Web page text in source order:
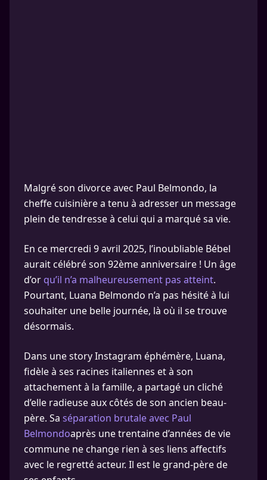
Malgré son divorce avec Paul Belmondo, la
cheffe cuisinière a tenu à adresser un message
plein de tendresse à celui qui a marqué sa vie.
En ce mercredi 9 avril 2025, l’inoubliable Bébel
aurait célébré son 92ème anniversaire ! Un âge
d’or qu’il n’a malheureusement pas atteint.
Pourtant, Luana Belmondo n’a pas hésité à lui
souhaiter une belle journée, là où il se trouve
désormais.
Dans une story Instagram éphémère, Luana,
fidèle à ses racines italiennes et à son
attachement à la famille, a partagé un cliché
d’elle radieuse aux côtés de son ancien beau-
père. Sa séparation brutale avec Paul
Belmondoaprès une trentaine d’années de vie
commune ne change rien à ses liens affectifs
avec le regretté acteur. Il est le grand-père de